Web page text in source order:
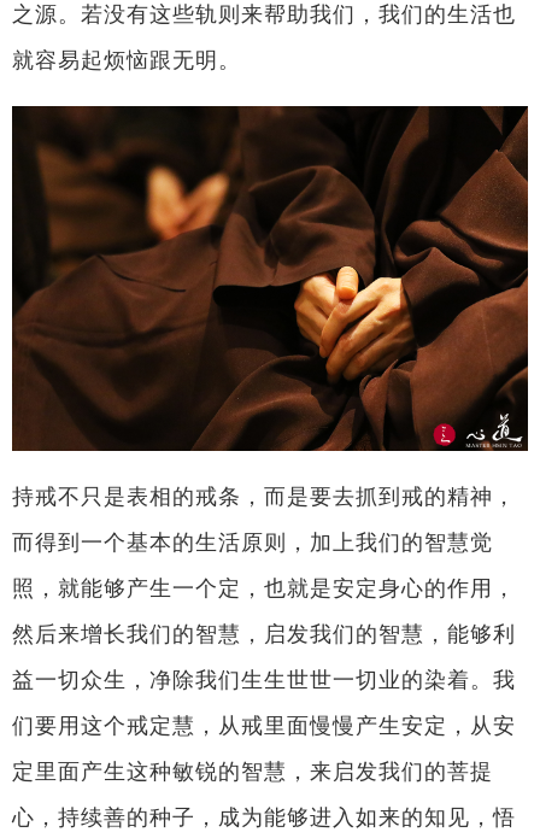
之源。若没有这些轨则来帮助我们，我们的生活也
就容易起烦恼跟无明。
持戒不只是表相的戒条，而是要去抓到戒的精神，
而得到一个基本的生活原则，加上我们的智慧觉
照，就能够产生一个定，也就是安定身心的作用，
然后来增长我们的智慧，启发我们的智慧，能够利
益一切众生，净除我们生生世世一切业的染着。我
们要用这个戒定慧，从戒里面慢慢产生安定，从安
定里面产生这种敏锐的智慧，来启发我们的菩提
心，持续善的种子，成为能够进入如来的知见，悟